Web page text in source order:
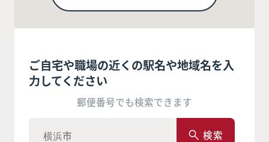
ご自宅や職場の近くの駅名や地域名を入
力してください
郵便番号でも検索できます
検索